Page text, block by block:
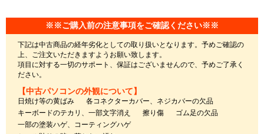
※※ご購入前の注意事項をご確認ください※※
下記は中古商品の経年劣化としての取り扱いとなります。予めご確認の
上、ご注文いただきますようお願い致します。
項目に対する一切のサポート、保証はございませんので、予めご了承く
ださい。
【中古パソコンの外観について】
日焼け等の黄ばみ
各コネクターカバー、ネジカバーの欠品
キーボードのテカリ、一部文字消え
擦り傷
ゴム足の欠品
一部の塗装ハゲ、コーティングハゲ